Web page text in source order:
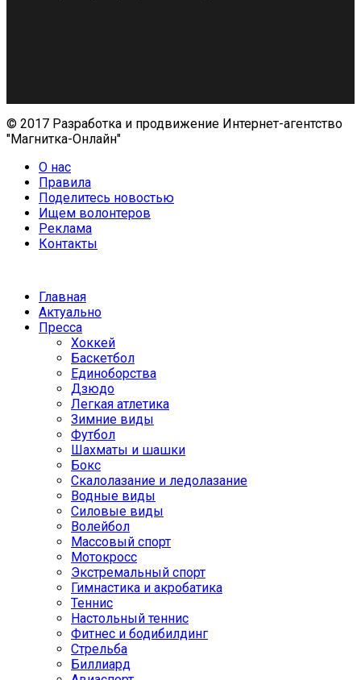
© 2017 Разработка и продвижение Интернет-агентство
"Магнитка-Онлайн"
О нас
Правила
Поделитесь новостью
Ищем волонтеров
Реклама
Контакты
Главная
Актуально
Пресса
Хоккей
Баскетбол
Единоборства
Дзюдо
Легкая атлетика
Зимние виды
Футбол
Шахматы и шашки
Бокс
Скалолазание и ледолазание
Водные виды
Силовые виды
Волейбол
Массовый спорт
Мотокросс
Экстремальный спорт
Гимнастика и акробатика
Теннис
Настольный теннис
Фитнес и бодибилдинг
Стрельба
Биллиард